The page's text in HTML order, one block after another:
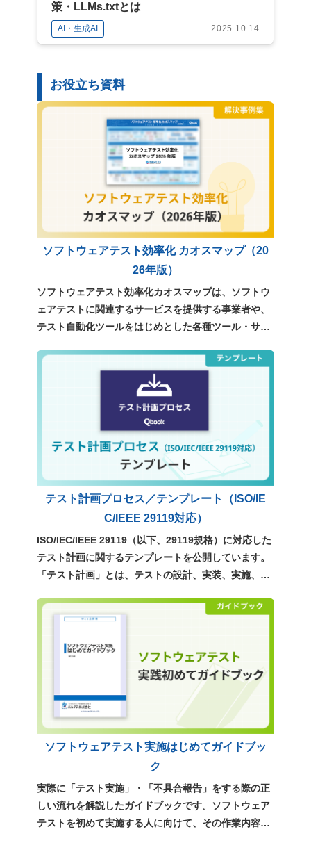
策・LLMs.txtとは
AI・生成AI 2025.10.14
お役立ち資料
ソフトウェアテスト効率化 カオスマップ（20
26年版）
ソフトウェアテスト効率化カオスマップは、ソフトウ
ェアテストに関連するサービスを提供する事業者や、
テスト自動化ツールをはじめとした各種ツール・サー
のです。テスト効率化や品質向上を検討する際に、現
在利用可能な選択肢を俯瞰し、自社に適したサービス
やツールを検討するための参考資料としてご利用くだ
テスト計画プロセス／テンプレート（ISO/IE
C/IEEE 29119対応）
ISO/IEC/IEEE 29119（以下、29119規格）に対応した
テスト計画に関するテンプレートを公開しています。
「テスト計画」とは、テストの設計、実装、実施、管
す。ぜひ、実務での計画立案にご活用ください。 >
（29119規格対応）
ソフトウェアテスト実施はじめてガイドブッ
ク
実際に「テスト実施」・「不具合報告」をする際の正
しい流れを解説したガイドブックです。ソフトウェア
テストを初めて実施する人に向けて、その作業内容や